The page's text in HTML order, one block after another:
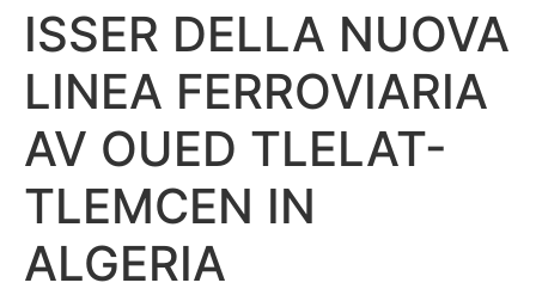
ISSER DELLA NUOVA
LINEA FERROVIARIA
AV OUED TLELAT-
TLEMCEN IN
ALGERIA